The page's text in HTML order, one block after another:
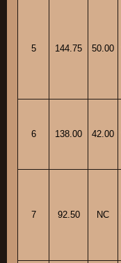
5 144.75 50.00
6 138.00 42.00
7 92.50 NC